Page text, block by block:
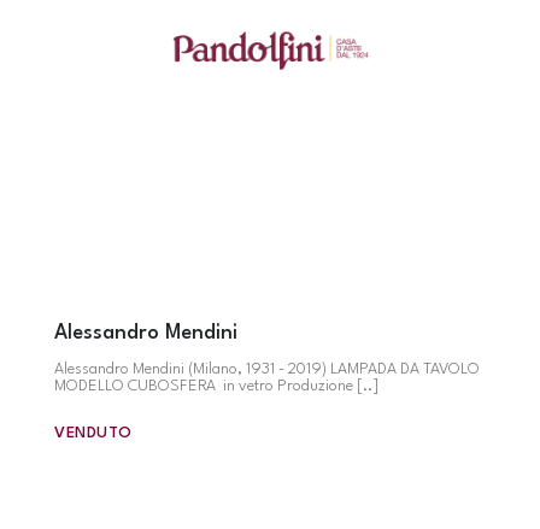
Alessandro Mendini
Alessandro Mendini (Milano, 1931 - 2019) LAMPADA DA TAVOLO
MODELLO CUBOSFERA in vetro Produzione [..]
VENDUTO